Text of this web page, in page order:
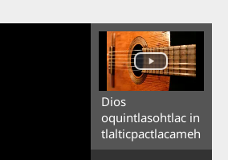
Dios
oquintlasohtlac in
tlalticpactlacameh